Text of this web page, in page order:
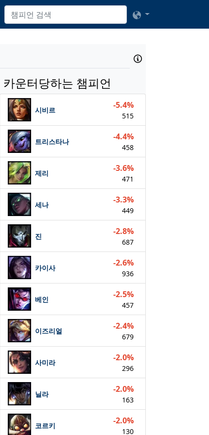
카운터당하는 챔피언
시비르 -5.4%
515
트리스타나 -4.4%
458
제리 -3.6%
471
세나 -3.3%
449
진 -2.8%
687
카이사 -2.6%
936
베인 -2.5%
457
이즈리얼 -2.4%
679
사미라 -2.0%
296
닐라 -2.0%
163
코르키 -2.0%
130